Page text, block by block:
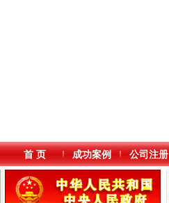
首 页 成功案例 公司注册